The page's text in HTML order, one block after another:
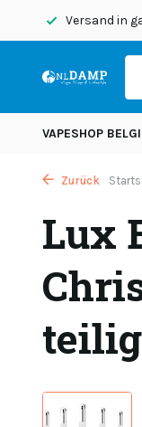
Versand in
VAPESHOP
Zurück
Lux